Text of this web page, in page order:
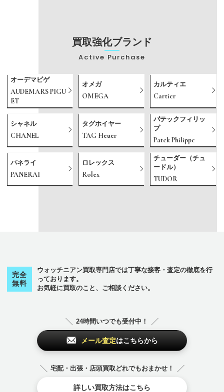
買取強化ブランド
Active Purchase
オーデマピゲ
AUDEMARS PIGU
ET
オメガ
OMEGA
カルティエ
Cartier
シャネル
CHANEL
タグホイヤー
TAG Heuer
パテックフィリッ
プ
Patek Philippe
パネライ
PANERAI
ロレックス
Rolex
チューダー（チュ
ードル）
TUDOR
完全
無料
ウォッチニアン買取専門店では丁寧な接客・査定の徹底を行
っております。
お気軽に買取のこと、ご相談ください。
24時間いつでも受付中！
メール査定はこちらから
宅配・出張・店頭買取どれでもおまかせ！
詳しい買取方法はこちら